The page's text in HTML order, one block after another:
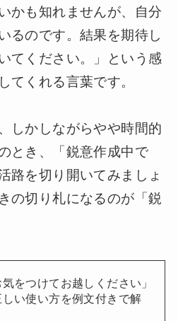
かも知れませんが、自分
るのです。結果を期待し
てください。」という感
てくれる言葉です。
しかしながらやや時間的
とき、「鋭意作成中で
路を切り開いてみましょ
の切り札になるのが「鋭
気をつけてお越しください」
しい使い方を例文付きで解